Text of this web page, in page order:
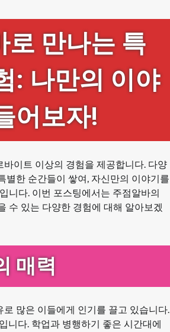
로 만나는 특
: 나만의 이야
어보자!
이트 이상의 경험을 제공합니다. 다양
별한 순간들이 쌓여, 자신만의 이야기를
니다. 이번 포스팅에서는 주점알바의
수 있는 다양한 경험에 대해 알아보겠
매력
많은 이들에게 인기를 끌고 있습니다.
니다. 학업과 병행하기 좋은 시간대에